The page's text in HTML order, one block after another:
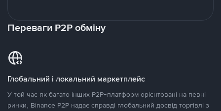
Переваги P2P обміну
Глобальний і локальний маркетплейс
У той час як багато інших P2P-платформ орієнтовані на певні
ринки, Binance P2P надає справді глобальний досвід торгівлі з